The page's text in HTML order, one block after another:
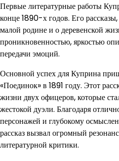
Первые литературные работы
конце 1890-х годов. Его
малой родине и о деревенской
проникновенностью, яркостью
передачи эмоций.
Основной успех для Куприна
«Поединок» в 1891 году. Этот
жизни двух офицеров, которые
жестокой дуэли. Благодаря
персонажей и глубокому
рассказ вызвал огромный
литературной критики.